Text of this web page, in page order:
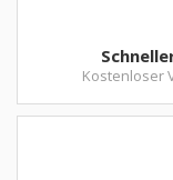
Kostenloser